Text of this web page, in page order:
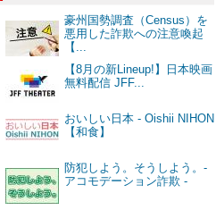
豪州国勢調査（Census）を
悪用した詐欺への注意喚起
【...
【8月の新Lineup!】日本映画
無料配信 JFF...
おいしい日本 - Oishii NIHON
【和食】
防犯しよう。そうしよう。-
アコモデーション詐欺 -